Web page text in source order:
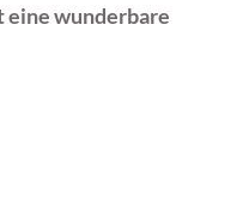
wunderbare